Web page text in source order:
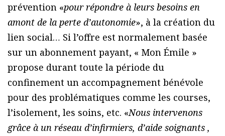
prévention «pour répondre à leurs besoins en
amont de la perte d’autonomie», à la création du
lien social… Si l’offre est normalement basée
sur un abonnement payant, « Mon Émile »
propose durant toute la période du
confinement un accompagnement bénévole
pour des problématiques comme les courses,
l’isolement, les soins, etc. «Nous intervenons
grâce à un réseau d’infirmiers, d’aide soignants ,